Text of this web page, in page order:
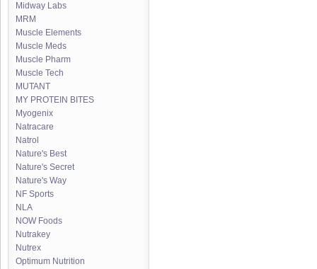
Midway Labs
MRM
Muscle Elements
Muscle Meds
Muscle Pharm
Muscle Tech
MUTANT
MY PROTEIN BITES
Myogenix
Natracare
Natrol
Nature's Best
Nature's Secret
Nature's Way
NF Sports
NLA
NOW Foods
Nutrakey
Nutrex
Optimum Nutrition